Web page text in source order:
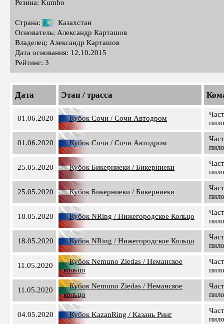
Резина: Kumho
Страна:
Казахстан
Основатель: Александр Карташов
Владелец: Александр Карташов
Дата основания: 12.10.2015
Рейтинг: 3
Дата Этап / трасса
01.06.2020 Кубок Сочи / Сочи Автодром
01.06.2020 Кубок Сочи / Сочи Автодром
25.05.2020 Кубок Бикерниеки / Бикерниеки
25.05.2020 Кубок Бикерниеки / Бикерниеки
18.05.2020 Кубок NRing / Нижегородское Кольцо
18.05.2020 Кубок NRing / Нижегородское Кольцо
11.05.2020
Кубок Nemuno Ziedas / Неманское
кольцо
11.05.2020
Кубок Nemuno Ziedas / Неманское
кольцо
04.05.2020 Кубок KazanRing / Казань Ринг